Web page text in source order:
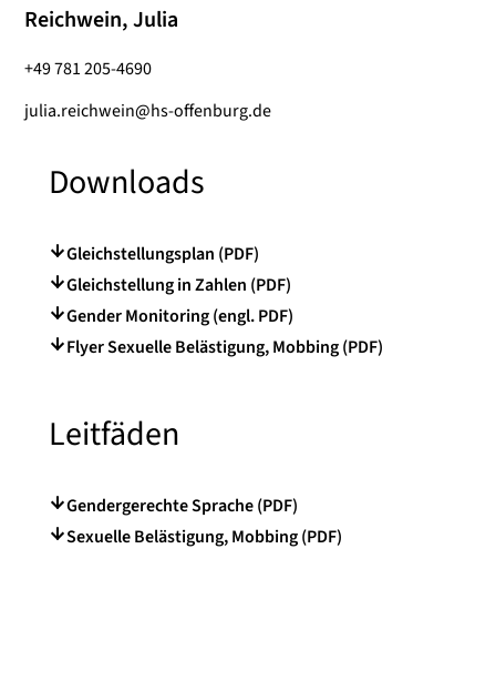
Reichwein, Julia
+49 781 205-4690
julia.reichwein@hs-offenburg.de
Downloads
Gleichstellungsplan (PDF)
Gleichstellung in Zahlen (PDF)
Gender Monitoring (engl. PDF)
Flyer Sexuelle Belästigung, Mobbing (PDF)
Leitfäden
Gendergerechte Sprache (PDF)
Sexuelle Belästigung, Mobbing (PDF)